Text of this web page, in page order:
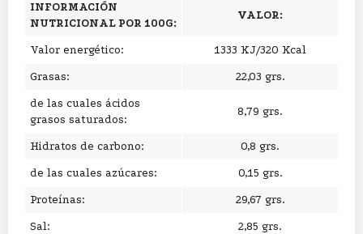
INFORMACIÓN
NUTRICIONAL POR 100G:
VALOR:
Valor energético: 1333 KJ/320 Kcal
Grasas: 22,03 grs.
de las cuales ácidos
grasos saturados:
8,79 grs.
Hidratos de carbono: 0,8 grs.
de las cuales azúcares: 0,15 grs.
Proteínas: 29,67 grs.
Sal: 2,85 grs.